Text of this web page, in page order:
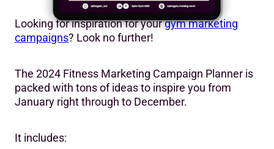
Looking for inspiration for yourgym marketing
campaigns? Look no further!
The 2024 Fitness Marketing Campaign Planner is
packed with tons of ideas to inspire you from
January right through to December.
It includes: